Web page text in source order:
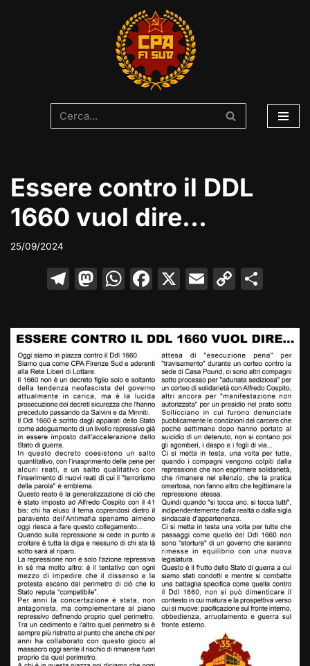
Essere contro il DDL
1660 vuol dire…
25/09/2024
T
e
gr
a
m
M
st
o
d
o
n
W
at
s
A
p
p
F
c
e
b
o
o
k
X E
ai
l
C
p
y
Li
n
k
n
di
vi
di